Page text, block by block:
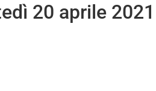
20 aprile 2021